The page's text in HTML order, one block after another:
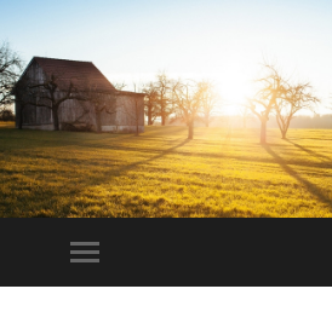
mobile